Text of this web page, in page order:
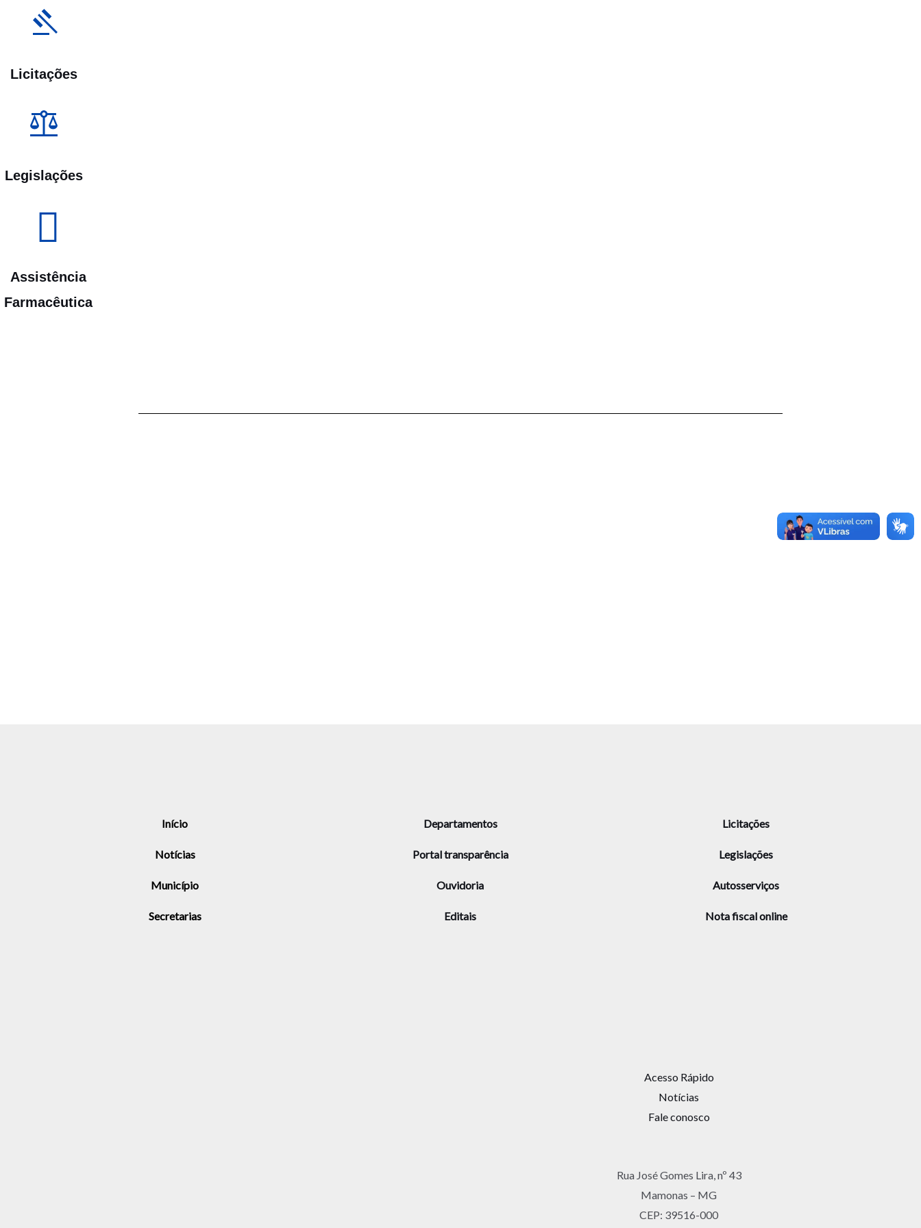
Licitações
Legislações
Assistência
Farmacêutica
Início
Notícias
Município
Secretarias
Departamentos
Portal transparência
Ouvidoria
Editais
Licitações
Legislações
Autosserviços
Nota fiscal online
Acesso Rápido
Notícias
Fale conosco
Rua José Gomes Lira, nº 43
Mamonas – MG
CEP: 39516-000